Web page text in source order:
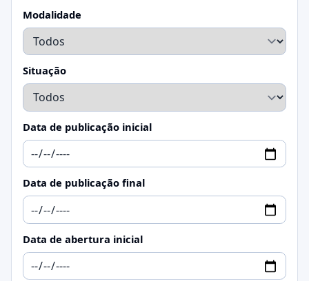
Modalidade
Situação
Data de publicação inicial
Data de publicação final
Data de abertura inicial